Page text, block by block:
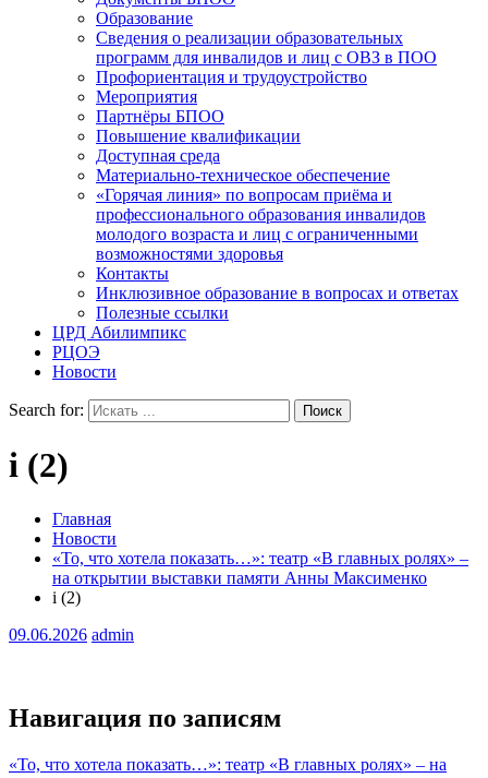
Образование
Сведения о реализации образовательных
программ для инвалидов и лиц с ОВЗ в ПОО
Профориентация и трудоустройство
Мероприятия
Партнёры БПОО
Повышение квалификации
Доступная среда
Материально-техническое обеспечение
«Горячая линия» по вопросам приёма и
профессионального образования инвалидов
молодого возраста и лиц с ограниченными
возможностями здоровья
Контакты
Инклюзивное образование в вопросах и ответах
Полезные ссылки
ЦРД Абилимпикс
РЦОЭ
Новости
Search for:
i (2)
Главная
Новости
«То, что хотела показать…»: театр «В главных ролях» –
на открытии выставки памяти Анны Максименко
i (2)
09.06.2026 admin
Навигация по записям
«То, что хотела показать…»: театр «В главных ролях» – на